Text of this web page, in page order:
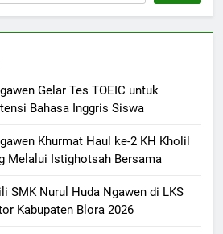
Gelar Tes TOEIC untuk
Bahasa Inggris Siswa
Khurmat Haul ke-2 KH Kholil
Melalui Istighotsah Bersama
SMK Nurul Huda Ngawen di LKS
Kabupaten Blora 2026
SMK Nurul Huda Ngawen Awali
Sukses! EKKS SMK Nurul Huda
Ngawen Digelar dengan
Pendidikan
SMK PUSAT KEUNGGULAN